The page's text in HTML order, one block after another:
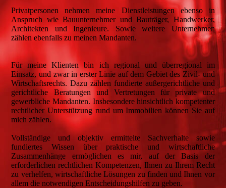
Privatpersonen nehmen meine Dienstleistungen ebenso in
Anspruch wie Bauunternehmer und Bauträger, Handwerker,
Architekten und Ingenieure. Sowie weitere Unternehmen
zählen ebenfalls zu meinen Mandanten.
Für meine Klienten bin ich regional und überregional im
Einsatz, und zwar in erster Linie auf dem Gebiet des Zivil- und
Wirtschaftsrechts. Dazu zählen fundierte außergerichtliche und
gerichtliche Beratungen und Vertretungen für private und
gewerbliche Mandanten. Insbesondere hinsichtlich kompetenter
rechtlicher Unterstützung rund um Immobilien können Sie auf
mich zählen.
Vollständige und objektiv ermittelte Sachverhalte sowie
fundiertes Wissen über praktische und wirtschaftliche
Zusammenhänge ermöglichen es mir, auf der Basis der
erforderlichen rechtlichen Kompetenzen, Ihnen zu Ihrem Recht
zu verhelfen, wirtschaftliche Lösungen zu finden und Ihnen vor
allem die notwendigen Entscheidungshilfen zu geben.